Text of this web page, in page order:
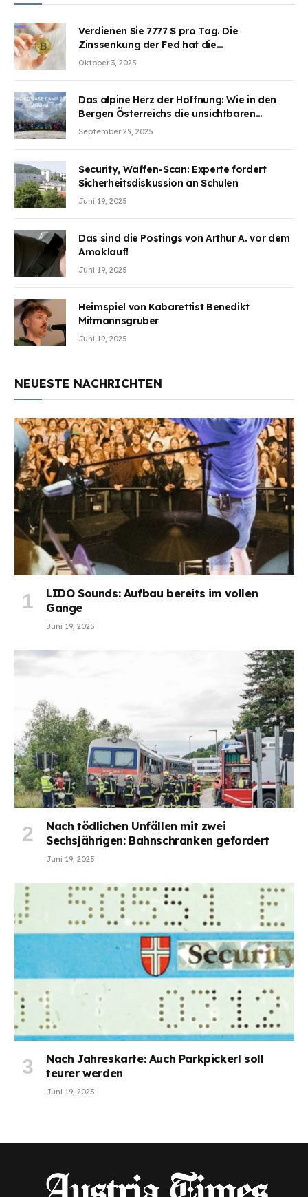
Verdienen Sie 7777 $ pro Tag. Die
Zinssenkung der Fed hat die
Aufmerksamkeit des Marktes erregt.
Oktober 3, 2025
Das alpine Herz der Hoffnung: Wie in den
Bergen Österreichs die unsichtbaren
Wunden des Kriegesheilen
September 29, 2025
Security, Waffen-Scan: Experte fordert
Sicherheitsdiskussion an Schulen
Juni 19, 2025
Das sind die Postings von Arthur A. vor dem
Amoklauf!
Juni 19, 2025
Heimspiel von Kabarettist Benedikt
Mitmannsgruber
Juni 19, 2025
NEUESTE NACHRICHTEN
LIDO Sounds: Aufbau bereits im vollen
Gange
Juni 19, 2025
Nach tödlichen Unfällen mit zwei
Sechsjährigen: Bahnschranken gefordert
Juni 19, 2025
Nach Jahreskarte: Auch Parkpickerl soll
teurer werden
Juni 19, 2025